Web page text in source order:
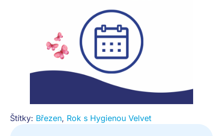
Štítky: Březen, Rok s Hygienou Velvet